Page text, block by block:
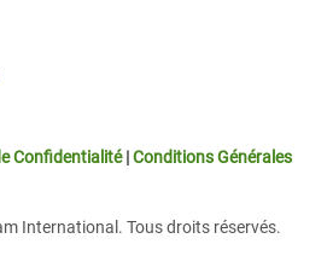
Confidentialité|Conditions Générales
International. Tous droits réservés.